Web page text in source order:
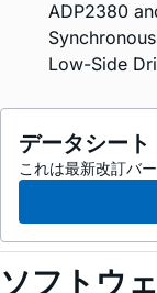
ADP2380
Low-Side
データシート
これは最新改訂バ
ソフトウ